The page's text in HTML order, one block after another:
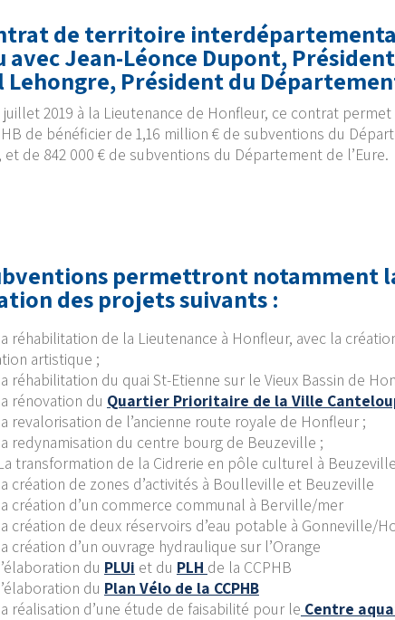
de territoire
avec Jean-Léonce Dupont,
Lehongre, Président du
juillet 2019 à la Lieutenance de Honfleur, ce contrat
de bénéficier de 1,16 million € de subventions du
et de 842 000 € de subventions du Département de l’Eure.
permettront notamment
des projets suivants :
réhabilitation de la Lieutenance à Honfleur, avec la
artistique ;
réhabilitation du quai St-Etienne sur le Vieux Bassin de
rénovation du Quartier Prioritaire de la Ville
revalorisation de l’ancienne route royale de Honfleur ;
redynamisation du centre bourg de Beuzeville ;
transformation de la Cidrerie en pôle culturel à Beuzeville
création de zones d’activités à Boulleville et Beuzeville
création d’un commerce communal à Berville/mer
création de deux réservoirs d’eau potable à Gonneville/
création d’un ouvrage hydraulique sur l’Orange
du PLUi et du PLH de la CCPHB
du Plan Vélo de la CCPHB
réalisation d’une étude de faisabilité pour le Centre